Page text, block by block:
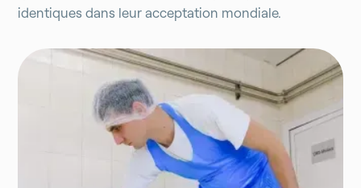
identiques dans leur acceptation mondiale.